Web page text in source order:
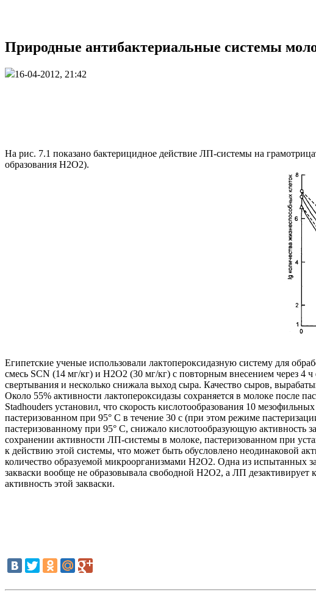
Природные антибактериальные системы
16-04-2012, 21:42
На рис. 7.1 показано бактерицидное действие ЛП-системы на
образования Н2О2).
Египетские ученые использовали лактопероксидазную систему для
смесь SCN (14 мг/кг) и Н2O2 (30 мг/кг) с повторным внесением через 4
свертывания и несколько снижала выход сыра. Качество сыров,
Около 55% активности лактопероксидазы сохраняется в молоке после
Stadhouders установил, что скорость кислотообразования 10
пастеризованном при 95° С в течение 30 с (при этом режиме
пастеризованному при 95° С, снижало кислотообразующую активность
сохранении активности ЛП-системы в молоке, пастеризованном при
к действию этой системы, что может быть обусловлено неодинаковой
количество образуемой микроорганизмами Н2О2. Одна из испытанных
закваски вообще не образовывала свободной Н2O2, а ЛП
активность этой закваски.